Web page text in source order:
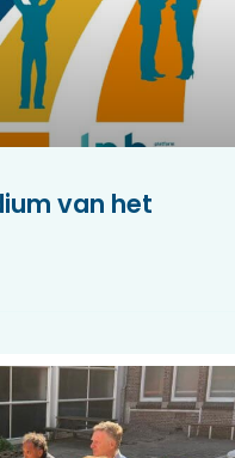
van het